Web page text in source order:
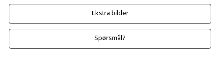
Ekstra bilder
Spørsmål?